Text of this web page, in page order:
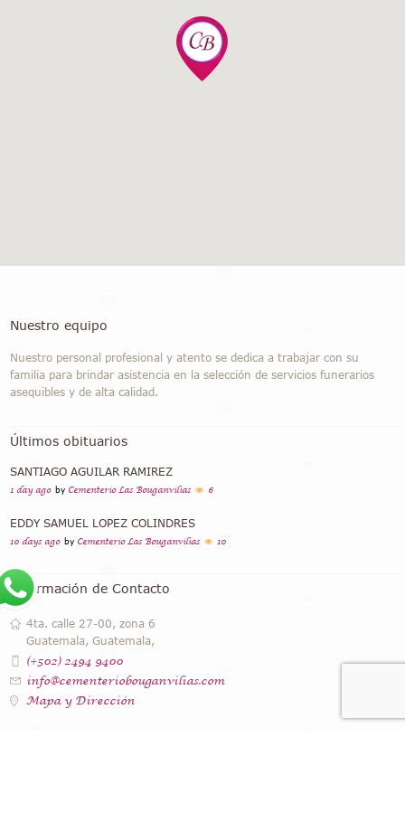
Nuestro equipo
Nuestro personal profesional y atento se dedica a trabajar con su
familia para brindar asistencia en la selección de servicios funerarios
asequibles y de alta calidad.
Últimos obituarios
SANTIAGO AGUILAR RAMIREZ
1 day ago by Cementerio Las Bouganvilias 6
EDDY SAMUEL LOPEZ COLINDRES
10 days ago by Cementerio Las Bouganvilias 10
Información de Contacto
4ta. calle 27-00, zona 6
Guatemala, Guatemala,
(+502) 2494 9400
info@cementeriobouganvilias.com
Mapa y Dirección